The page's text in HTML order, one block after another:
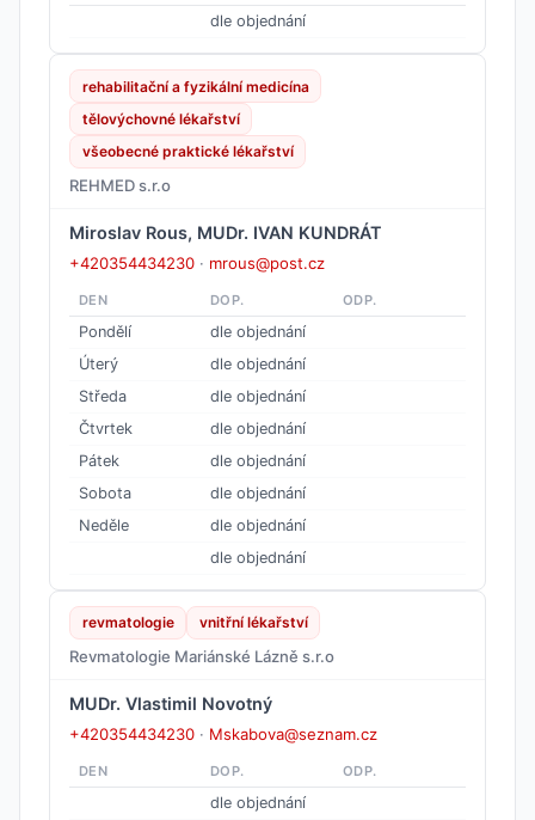
dle objednání
rehabilitační a fyzikální medicína
tělovýchovné lékařství
všeobecné praktické lékařství
REHMED s.r.o
Miroslav Rous, MUDr. IVAN KUNDRÁT
+420354434230 · mrous@post.cz
DEN DOP. ODP.
Pondělí
dle objednání
Úterý
dle objednání
Středa
dle objednání
Čtvrtek
dle objednání
Pátek
dle objednání
Sobota
dle objednání
Neděle
dle objednání
dle objednání
revmatologie vnitřní lékařství
Revmatologie Mariánské Lázně s.r.o
MUDr. Vlastimil Novotný
+420354434230 · Mskabova@seznam.cz
DEN DOP. ODP.
dle objednání